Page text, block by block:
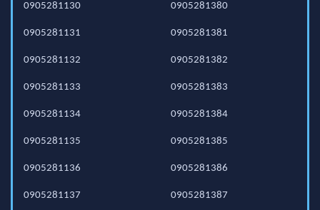
0905281130
0905281131
0905281132
0905281133
0905281134
0905281135
0905281136
0905281137
0905281380
0905281381
0905281382
0905281383
0905281384
0905281385
0905281386
0905281387